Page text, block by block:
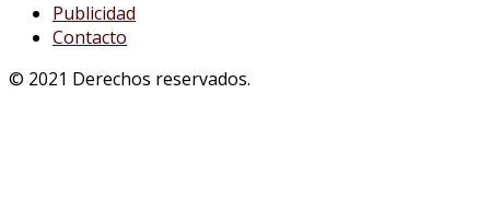
Publicidad
Contacto
© 2021 Derechos reservados.